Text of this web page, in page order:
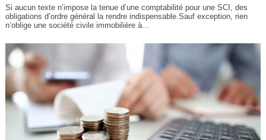
Si aucun texte n’impose la tenue d’une comptabilité pour une SCI, des
obligations d’ordre général la rendre indispensable.Sauf exception, rien
n’oblige une société civile immobilière à...